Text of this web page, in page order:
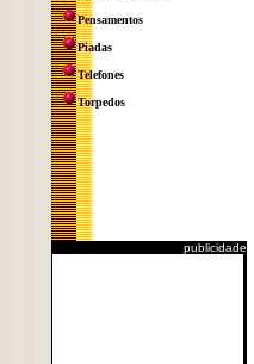
Pensamentos
Piadas
Telefones
Torpedos
publicidade